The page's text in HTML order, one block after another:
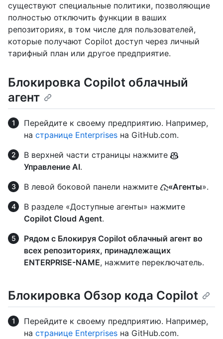
существуют специальные политики, позволяющие
полностью отключить функции в ваших
репозиториях, в том числе для пользователей,
которые получают Copilot доступ через личный
тарифный план или другое предприятие.
Блокировка Copilot облачный
агент
Перейдите к своему предприятию. Например,
на странице Enterprises на GitHub.com.
В верхней части страницы нажмите
Управление AI.
В левой боковой панели нажмите
«Агенты».
В разделе «Доступные агенты» нажмите
Copilot Cloud Agent.
Рядом с Блокируя Copilot облачный агент во
всех репозиториях, принадлежащих
ENTERPRISE-NAME, нажмите переключатель.
Блокировка Обзор кода Copilot
Перейдите к своему предприятию. Например,
на странице Enterprises на GitHub.com.